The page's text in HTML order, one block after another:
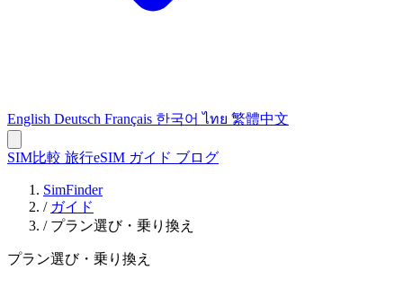
English Deutsch Français 한국어 ไทย 繁體中文
SIM比較 旅行eSIM ガイド ブログ
SimFinder
/ ガイド
/ プラン選び・乗り換え
プラン選び・乗り換え